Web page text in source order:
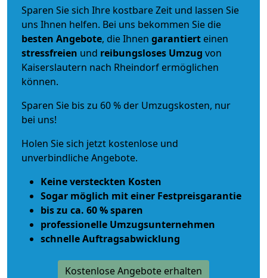
Sparen Sie sich Ihre kostbare Zeit und lassen Sie
uns Ihnen helfen. Bei uns bekommen Sie die
besten Angebote, die Ihnen garantiert einen
stressfreien und reibungsloses Umzug von
Kaiserslautern nach Rheindorf ermöglichen
können.
Sparen Sie bis zu 60 % der Umzugskosten, nur
bei uns!
Holen Sie sich jetzt kostenlose und
unverbindliche Angebote.
Keine versteckten Kosten
Sogar möglich mit einer Festpreisgarantie
bis zu ca. 60 % sparen
professionelle Umzugsunternehmen
schnelle Auftragsabwicklung
Kostenlose Angebote erhalten